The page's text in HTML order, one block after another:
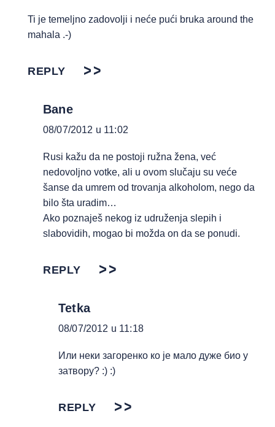
Ti je temeljno zadovolji i neće pući bruka around the
mahala .-)
REPLY
Bane
08/07/2012 u 11:02
Rusi kažu da ne postoji ružna žena, već
nedovoljno votke, ali u ovom slučaju su veće
šanse da umrem od trovanja alkoholom, nego da
bilo šta uradim…
Ako poznaješ nekog iz udruženja slepih i
slabovidih, mogao bi možda on da se ponudi.
REPLY
Tetka
08/07/2012 u 11:18
Или неки загоренко ко је мало дуже био у
затвору? :) :)
REPLY